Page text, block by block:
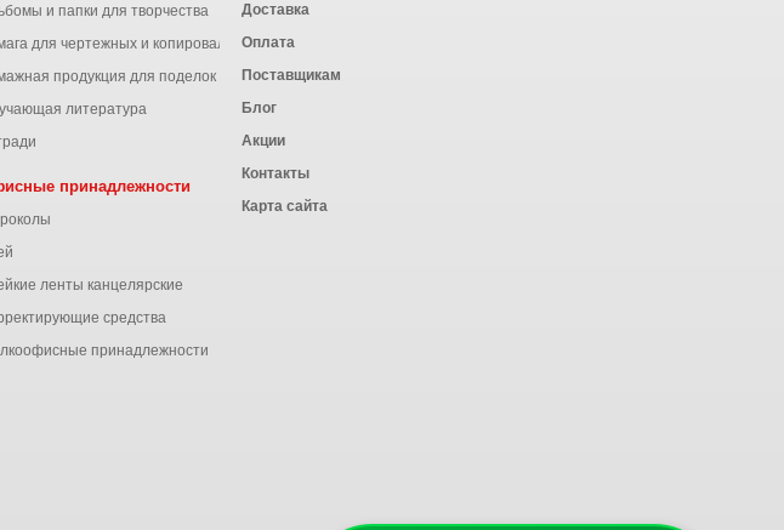
книжки
и папки для творчества
для чертежных и копировальных работ
продукция для поделок
литература
принадлежности
ленты канцелярские
средства
принадлежности
Доставка
Оплата
Поставщикам
Блог
Акции
Контакты
Карта сайта